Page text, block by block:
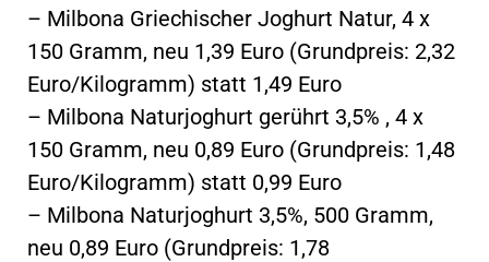
– Milbona Griechischer Joghurt Natur, 4 x
150 Gramm, neu 1,39 Euro (Grundpreis: 2,32
Euro/Kilogramm) statt 1,49 Euro
– Milbona Naturjoghurt gerührt 3,5% , 4 x
150 Gramm, neu 0,89 Euro (Grundpreis: 1,48
Euro/Kilogramm) statt 0,99 Euro
– Milbona Naturjoghurt 3,5%, 500 Gramm,
neu 0,89 Euro (Grundpreis: 1,78